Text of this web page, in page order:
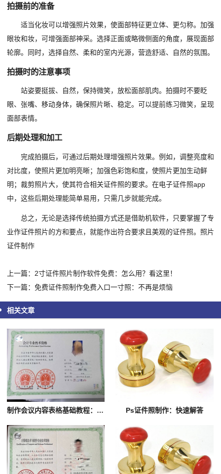
拍摄前的准备
适当化妆可以增强照片效果，使面部特征更立体、更匀称。加强
眼妆和妆，可增强面部神采。选择正面或略微侧面的角度，展现面部
轮廓。同时，选择自然、柔和的室内光源，营造舒适、自然的氛围。
拍摄时的注意事项
站姿要挺拔、自然，保持微笑，放松面部肌肉。拍摄时不要眨
眼、张嘴、移动身体，确保照片晰、稳定。可以提前练习微笑，呈现
面部表情。
后期处理和加工
完成拍摄后，可通过后期处理增强照片效果。例如，调整亮度和
对比度，使照片更加明亮晰；加强色彩饱和度，使照片更加生动鲜
明；裁剪照片大，使其符合相关证件照的要求。在电子证件照app
中，这些后期处理能简单易用，只需几步就能完成。
总之，无论是选择传统拍摄方式还是借助机软件，只要掌握了专
业作证件照片的方和要点，就能作出符合要求且美观的证件照。照片
证件制作
上一篇：2寸证件照片制作软件免费：怎么用？看这里！
下一篇：免费证件照制作免费入口一寸照：不再是烦恼
相关文章
制作会议内容表格基础教程：看完就明白！ Ps证件照制作：快速解答